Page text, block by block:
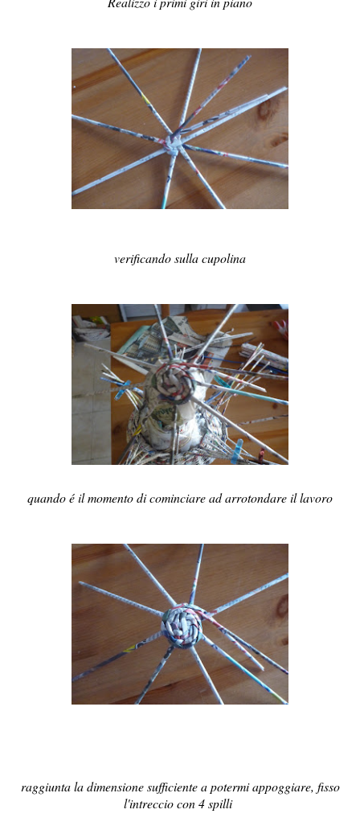
verificando sulla cupolina
quando é il momento di cominciare ad arrotondare il lavoro
raggiunta la dimensione sufficiente a potermi appoggiare, fisso
l'intreccio con 4 spilli